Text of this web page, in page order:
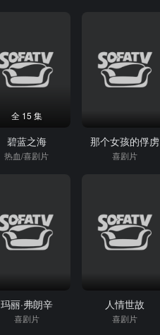
全 15 集
碧蓝之海
热血/喜剧片
那个女孩的俘虏
喜剧片
玛丽·弗朗辛
喜剧片
人情世故
喜剧片